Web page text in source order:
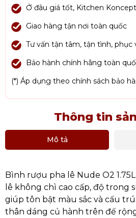
Ở đâu giá tốt, Kitchen
Giao hàng tận nơi toàn quốc
Tư vấn tận tâm, tận tình, phục
Bảo hành chính hãng toàn
(*) Áp dụng theo chính sách bảo
Thông tin
Mô tả
Bình rượu pha lê Nude O2
lê không chì cao cấp, độ trong
giúp tôn bật màu sắc và cấu
thân dáng củ hành trên đế